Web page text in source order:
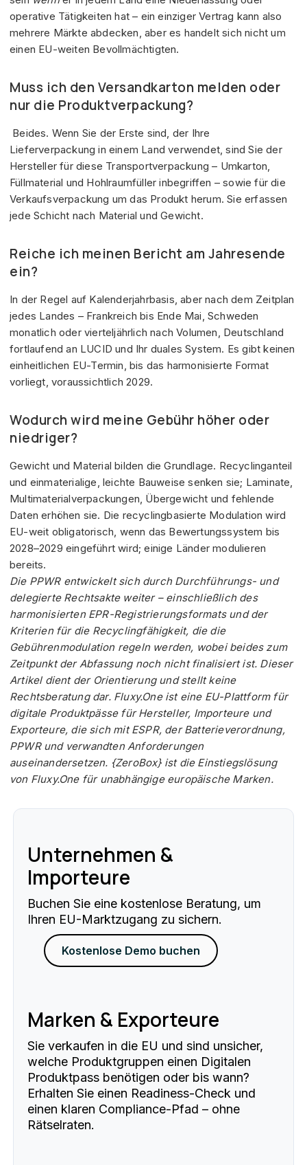
operative Tätigkeiten hat – ein einziger Vertrag kann also
mehrere Märkte abdecken, aber es handelt sich nicht um
einen EU-weiten Bevollmächtigten.
Muss ich den Versandkarton melden oder
nur die Produktverpackung?
Beides. Wenn Sie der Erste sind, der Ihre
Lieferverpackung in einem Land verwendet, sind Sie der
Hersteller für diese Transportverpackung – Umkarton,
Füllmaterial und Hohlraumfüller inbegriffen – sowie für die
Verkaufsverpackung um das Produkt herum. Sie erfassen
jede Schicht nach Material und Gewicht.
Reiche ich meinen Bericht am Jahresende
ein?
In der Regel auf Kalenderjahrbasis, aber nach dem Zeitplan
jedes Landes – Frankreich bis Ende Mai, Schweden
monatlich oder vierteljährlich nach Volumen, Deutschland
fortlaufend an LUCID und Ihr duales System. Es gibt keinen
einheitlichen EU-Termin, bis das harmonisierte Format
vorliegt, voraussichtlich 2029.
Wodurch wird meine Gebühr höher oder
niedriger?
Gewicht und Material bilden die Grundlage. Recyclinganteil
und einmaterialige, leichte Bauweise senken sie; Laminate,
Multimaterialverpackungen, Übergewicht und fehlende
Daten erhöhen sie. Die recyclingbasierte Modulation wird
EU-weit obligatorisch, wenn das Bewertungssystem bis
2028–2029 eingeführt wird; einige Länder modulieren
bereits.
Die PPWR entwickelt sich durch Durchführungs- und
delegierte Rechtsakte weiter – einschließlich des
harmonisierten EPR-Registrierungsformats und der
Kriterien für die Recyclingfähigkeit, die die
Gebührenmodulation regeln werden, wobei beides zum
Zeitpunkt der Abfassung noch nicht finalisiert ist. Dieser
Artikel dient der Orientierung und stellt keine
Rechtsberatung dar. Fluxy.One ist eine EU-Plattform für
digitale Produktpässe für Hersteller, Importeure und
Exporteure, die sich mit ESPR, der Batterieverordnung,
PPWR und verwandten Anforderungen
auseinandersetzen. {ZeroBox} ist die Einstiegslösung
von Fluxy.One für unabhängige europäische Marken.
Unternehmen &
Importeure
Buchen Sie eine kostenlose Beratung, um
Ihren EU-Marktzugang zu sichern.
Kostenlose Demo buchen
Marken & Exporteure
Sie verkaufen in die EU und sind unsicher,
welche Produktgruppen einen Digitalen
Produktpass benötigen oder bis wann?
Erhalten Sie einen Readiness-Check und
einen klaren Compliance-Pfad – ohne
Rätselraten.